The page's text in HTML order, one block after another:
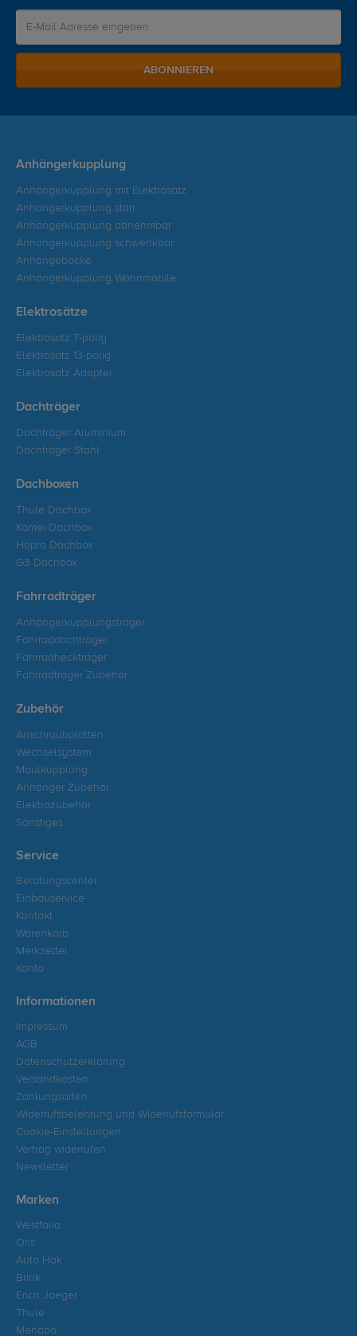
ABONNIEREN
Anhängerkupplung
Anhängerkupplung mit Elektrosatz
Anhängerkupplung starr
Anhängerkupplung abnehmbar
Anhängerkupplung schwenkbar
Anhängeböcke
Anhängerkupplung Wohnmobile
Elektrosätze
Elektrosatz 7-polig
Elektrosatz 13-polig
Elektrosatz Adapter
Dachträger
Dachträger Aluminium
Dachträger Stahl
Dachboxen
Thule Dachbox
Kamei Dachbox
Hapro Dachbox
G3 Dachbox
Fahrradträger
Anhängerkupplungsträger
Fahrraddachträger
Fahrradheckträger
Fahrradträger Zubehör
Zubehör
Anschraubplatten
Wechselsystem
Maulkupplung
Anhänger Zubehör
Elektrozubehör
Sonstiges
Service
Beratungscenter
Einbauservice
Kontakt
Warenkorb
Merkzettel
Konto
Informationen
Impressum
AGB
Datenschutzerklärung
Versandkosten
Zahlungsarten
Widerrufsbelehrung und Widerrufsformular
Cookie-Einstellungen
Vertrag widerrufen
Newsletter
Marken
Westfalia
Oris
Auto Hak
Brink
Erich Jaeger
Thule
Menabo